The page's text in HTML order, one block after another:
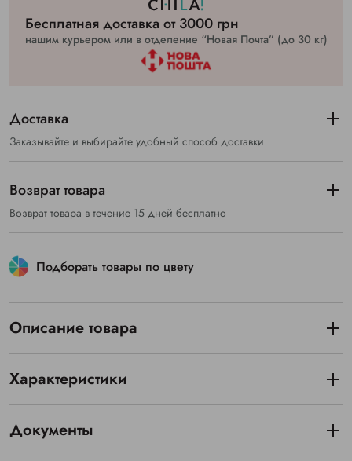
Бесплатная доставка от 3000 грн
нашим курьером или в отделение “Новая Почта” (до 30 кг)
Доставка
Заказывайте и выбирайте удобный способ доставки
Возврат товара
Возврат товара в течение 15 дней бесплатно
Подборать товары по цвету
Описание товара
Характеристики
Документы